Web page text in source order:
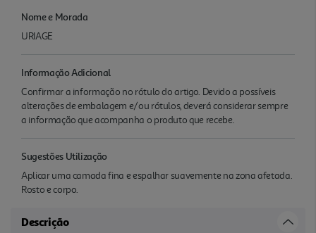
Nome e Morada
URIAGE
Informação Adicional
Confirmar a informação no rótulo do artigo. Devido a possíveis
alterações de embalagem e/ou rótulos, deverá considerar sempre
a informação que acompanha o produto que recebe.
Sugestões Utilização
Aplicar uma camada fina e espalhar suavemente na zona afetada.
Rosto e corpo.
Descrição